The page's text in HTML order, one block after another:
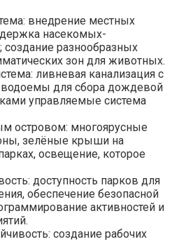
внедрение местных
насекомых-
разнообразных
зон для животных.
ливневая канализация с
для сбора дождевой
управляемые система
островом: многоярусные
зелёные крыши на
освещение, которое
доступность парков для
обеспечение безопасной
активностей и
создание рабочих